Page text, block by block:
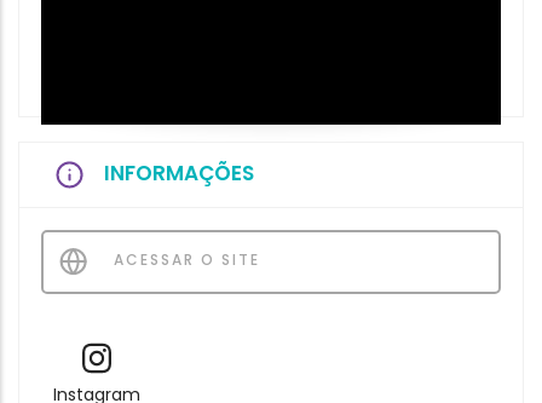
INFORMAÇÕES
ACESSAR O SITE
Instagram